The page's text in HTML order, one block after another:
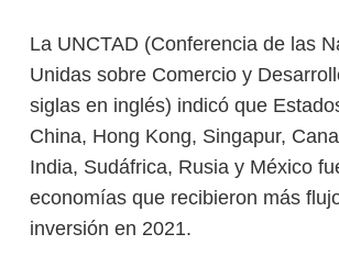
La UNCTAD (Conferencia de las
Unidas sobre Comercio y
siglas en inglés) indicó que
China, Hong Kong, Singapur,
India, Sudáfrica, Rusia y México
economías que recibieron más
inversión en 2021.